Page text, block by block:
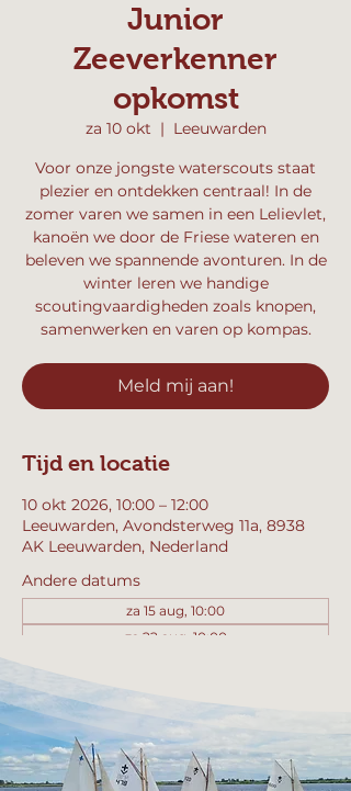
Junior
Zeeverkenner
opkomst
za 10 okt
  |
Leeuwarden
Voor onze jongste waterscouts staat
plezier en ontdekken centraal! In de
zomer varen we samen in een Lelievlet,
kanoën we door de Friese wateren en
beleven we spannende avonturen. In de
winter leren we handige
scoutingvaardigheden zoals knopen,
samenwerken en varen op kompas.
Meld mij aan!
Tijd en locatie
10 okt 2026, 10:00 – 12:00
Leeuwarden, Avondsterweg 11a, 8938
AK Leeuwarden, Nederland
Andere datums
za 15 aug, 10:00
za 22 aug, 10:00
Bekijk alle 357 datums
Meld mij aan!